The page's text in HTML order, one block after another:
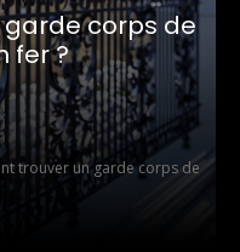
corps de
fer ?
trouver un garde corps de